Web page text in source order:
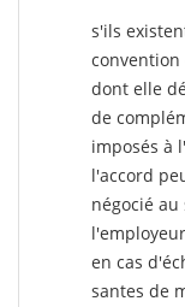
s'ils
convention
dont elle
de
imposés à
l'accord
négocié
en cas
santes de